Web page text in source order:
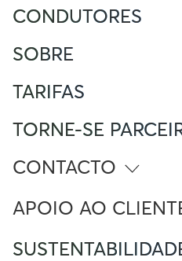
CONDUTORES
SOBRE
TARIFAS
TORNE-SE
CONTACTO
APOIO AO
(+351) 800 296 929